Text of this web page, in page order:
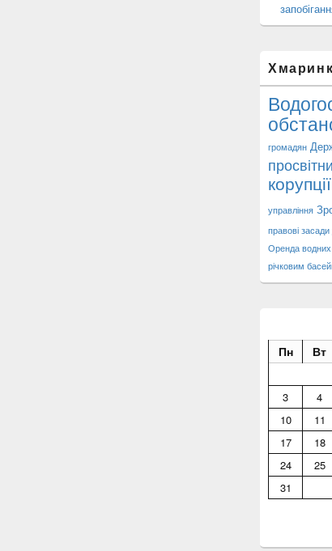
громадян
корупції
управління
правові засади
Оренда водних
річковим
Пн Вт
3
4
10
11
17
18
24
25
31